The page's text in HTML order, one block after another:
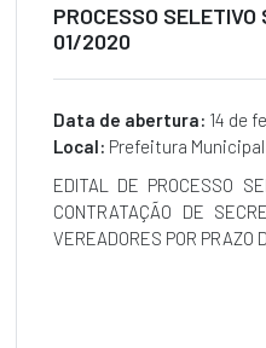
PROCESSO SELETIVO
01/2020
Data de abertura: 14 de
Local: Prefeitura Municipal
EDITAL DE PROCESSO
CONTRATAÇÃO DE
VEREADORES POR PRAZO